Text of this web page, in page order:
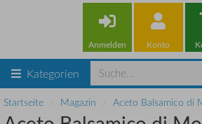
Anmelden Konto
Kategorien
Startseite Magazin Aceto Balsamico di